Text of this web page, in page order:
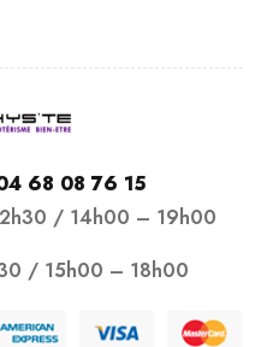
68 08 76 15
/ 14h00 – 19h00
/ 15h00 – 18h00